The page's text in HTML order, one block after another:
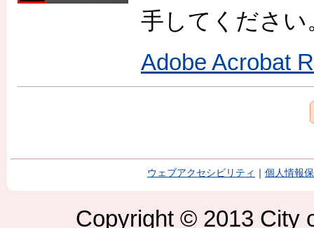
手してください
Adobe Acrobat
ウェブアクセシビリティ 個人情報
Copyright © 2013 City